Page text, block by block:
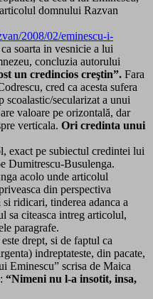
domnului Razvan
2008/02/eminescu-i-
soarta in vesnicie a lui
concluzia autorului
un credincios creştin”. Fara
cred ca acesta sufera
scoalastic/secularizat a unui
valoare pe orizontală, dar
verticala. Ori credinta unui
exact pe subiectul credintei lui
Dumitrescu-Busulenga.
acolo unde articolul
din perspectiva
ridicari, tinderea adanca a
sa citeasca intreg articolul,
paragrafe.
drept, si de faptul ca
indreptateste, din pacate,
Eminescu” scrisa de Maica
“Nimeni nu l-a insotit, insa,